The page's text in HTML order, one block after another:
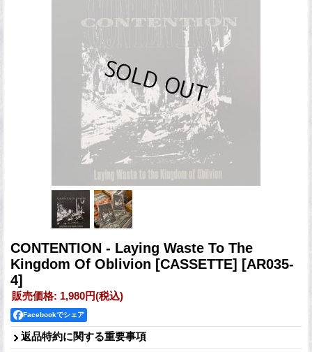
CONTENTION - Laying Waste To The
Kingdom Of Oblivion [CASSETTE] [AR035-
4]
販売価格: 1,980円(税込)
Facebookでシェア
返品特約に関する重要事項